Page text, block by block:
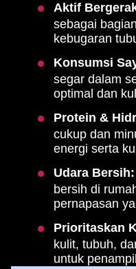
Aktif
sebagai
kebugaran
Konsumsi
segar dalam
optimal dan
Protein &
cukup dan
energi serta
Udara Bersih:
bersih di
pernapasan
Prioritaskan
kulit, tubuh,
untuk